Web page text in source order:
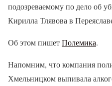
подозреваемому по дело об
Кирилла Тлявова в
Об этом пишетПолемика.
Напомним, что компания
Хмельницком выпивала